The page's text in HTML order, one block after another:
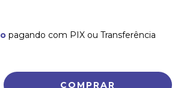
pagando com PIX ou Transferência